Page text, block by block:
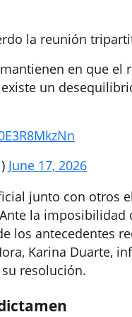
la reunión
en que el
un
June 17, 2026
junto con otros
la imposibilidad
los antecedentes
Karina Duarte,
resolución.